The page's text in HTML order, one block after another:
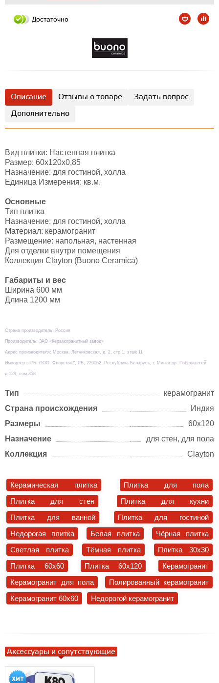
Достаточно
Описание Отзывы о товаре
Задать вопрос
Дополнительно
Вид плитки: Настенная плитка
Размер: 60х120х0,85
Назначение: для гостиной, холла
Единица Измерения: кв.м.
Основные
Тип плитка
Назначение: для гостиной, холла
Материал: керамогранит
Размещение: напольная, настенная
Для отделки внутри помещения
Коллекция Clayton (Buono Ceramica)
Габариты и вес
Ширина 600 мм
Длина 1200 мм
Страна производитель: Россия
Производитель: ЗАО «Керамогранитный завод»
Адрес производителя: Москва, Летниковская, д. 2, стр.1, этаж 11
Импортер в РБ: ООО "Флорсток ", РБ, 220062, Республика Беларусь, г. Минск пр. Победителей,
д.129, пом.358
Тип
керамогранит
Страна происхождения
Индия
Размеры
60х120
Назначение
для стен, для пола
Коллекция
Clayton
Керамическая плитка
Плитка для пола
Плитка для стен
Плитка для кухни
Плитка для ванной
Плитка для гостиной
Недорогая плитка
Белая плитка
Чёрная плитка
Светлая плитка
Тёмная плитка
Плитка 30x30
Плитка 60x60
Плитка 60x120
Керамогранит
Керамогранит для пола
Полированный керамогранит
Керамогранит 60x60
Недорогой керамогранит
Аксессуары и сопутствующие